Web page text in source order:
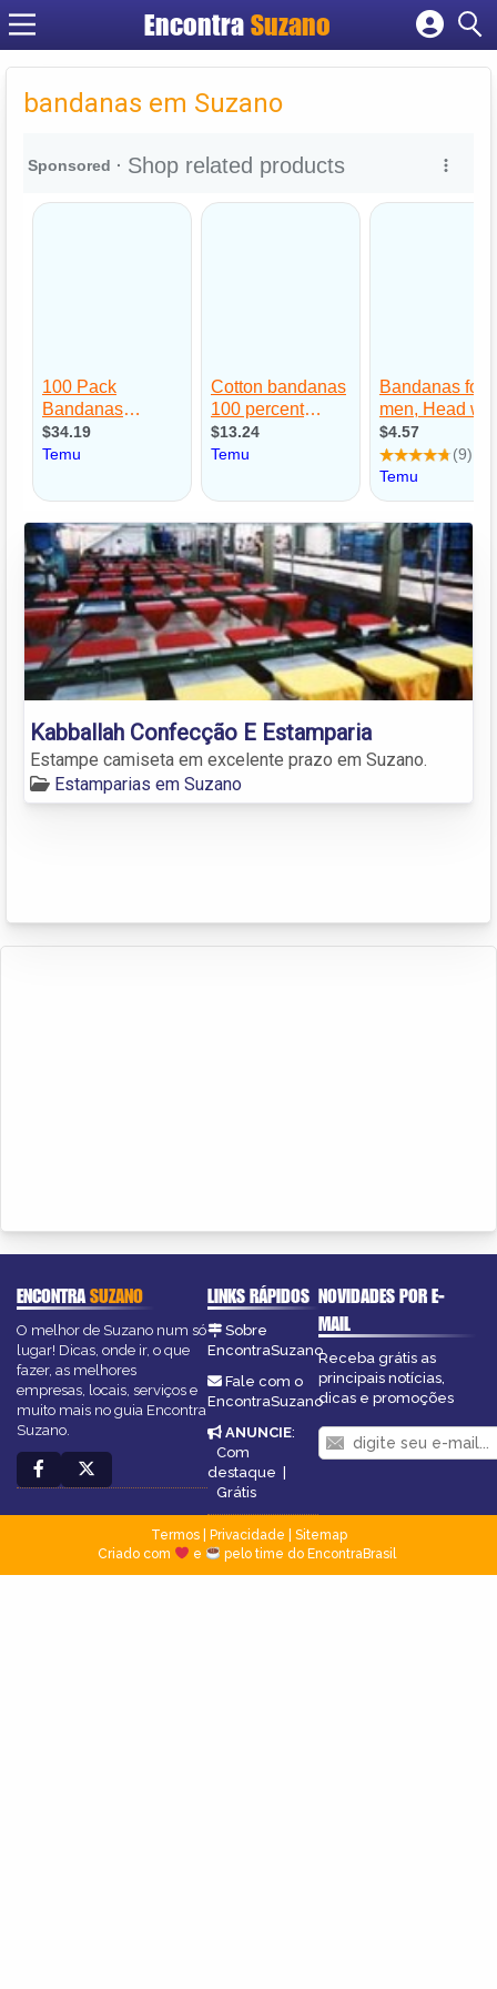
EncontraSuzano
Cadastrar empresa
Criar conta
bandanas em Suzano
Kabballah Confecção E Estamparia
Estampe camiseta em excelente prazo em Suzano.
Estamparias em Suzano
ENCONTRASUZANO
O melhor de Suzano num só
lugar! Dicas, onde ir, o que
fazer, as melhores
empresas, locais, serviços e
muito mais no guia Encontra
Suzano.
LINKS RÁPIDOS
Sobre
EncontraSuzano
Fale com o
EncontraSuzano
ANUNCIE:
Com
destaque |
Grátis
NOVIDADES POR E-
MAIL
Receba grátis as
principais notícias,
dicas e promoções
Termos| Privacidade
Sitemap
Criado com
e pelo time do EncontraBrasil